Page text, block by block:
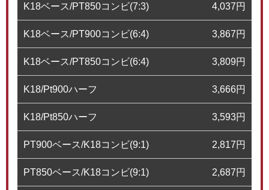
K18ベース/PT850コンビ(7:3) 4,037円
K18ベース/PT900コンビ(6:4) 3,867円
K18ベース/PT850コンビ(6:4) 3,809円
K18/Pt900ハーフ 3,666円
K18/Pt850ハーフ 3,593円
PT900ベース/K18コンビ(9:1) 2,817円
PT850ベース/K18コンビ(9:1) 2,687円